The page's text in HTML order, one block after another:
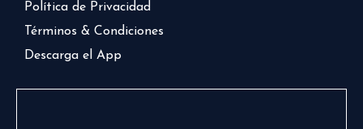
Política de Privacidad
Términos & Condiciones
Descarga el App